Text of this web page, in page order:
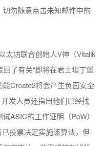
勿随意点击未知邮件中的
太坊联合创始人V神（Vitalik
了有关“即将在君士坦丁堡
Create2将会产生负面安全
发人员还指出他们已经找
ASIC的工作证明（PoW）
投票决定实施该算法，但